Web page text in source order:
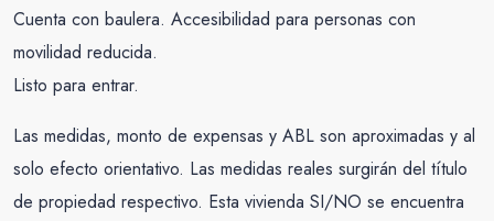
Cuenta con baulera. Accesibilidad para personas con
movilidad reducida.
Listo para entrar.
Las medidas, monto de expensas y ABL son aproximadas y al
solo efecto orientativo. Las medidas reales surgirán del título
de propiedad respectivo. Esta vivienda SI/NO se encuentra